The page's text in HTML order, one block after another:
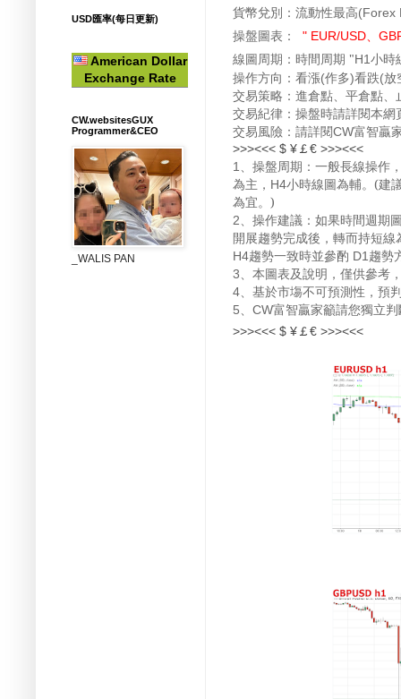
貨幣兌別： 流動性最高
操盤圖表 ： " EUR/USD、
線圖周期：時間周期 "H1小時
操作方向：看漲(作多)看跌(放
交易策略：進倉點、平倉點
交易紀律：操盤時請詳閱本網
交易風險：請詳閱CW富智贏
>>><<< $ ¥￡€ >>><<<
1、操盤周期：一般長線操作
為主， H4小時線圖為輔。(建
為宜。)
2、操作建議：如果時間週期
開展趨勢完成後，轉而持短
H4趨勢一致時並參酌 D1趨勢
3、本圖表及說明，僅供參考
4、基於市塲不可預測性，預
5、 CW富智贏家籲請您獨立
>>><<< $ ¥￡€ >>><<<
USD匯率(每日更新)
American Dollar
Exchange Rate
CW.websitesGUX
Programmer&CEO
_WALIS PAN